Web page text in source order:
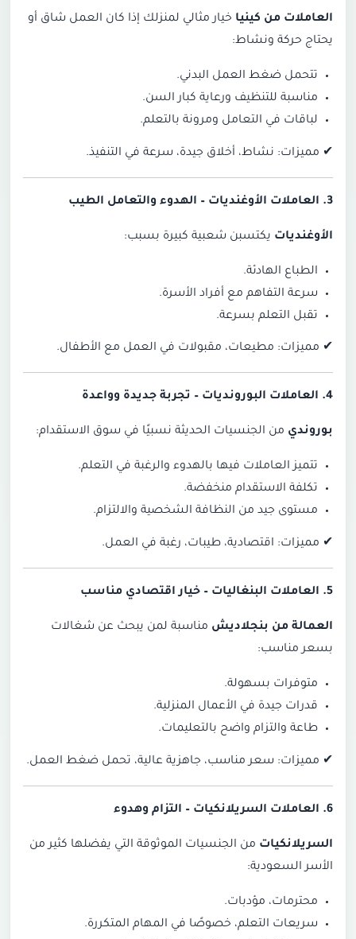
العاملات من كينيا خيار مثالي لمنزلك إذا كان العمل شاق أو
يحتاج حركة ونشاط:
تتحمل ضغط العمل البدني.
مناسبة للتنظيف ورعاية كبار السن.
لباقات في التعامل ومرونة بالتعلم.
✔ مميزات: نشاط، أخلاق جيدة، سرعة في التنفيذ.
3. العاملات الأوغنديات – الهدوء والتعامل الطيب
الأوغنديات يكتسبن شعبية كبيرة بسبب:
الطباع الهادئة.
سرعة التفاهم مع أفراد الأسرة.
تقبل التعلم بسرعة.
✔ مميزات: مطيعات، مقبولات في العمل مع الأطفال.
4. العاملات البورونديات – تجربة جديدة وواعدة
بوروندي من الجنسيات الحديثة نسبيًا في سوق الاستقدام:
تتميز العاملات فيها بالهدوء والرغبة في التعلم.
تكلفة الاستقدام منخفضة.
مستوى جيد من النظافة الشخصية والالتزام.
✔ مميزات: اقتصادية، طيبات، رغبة في العمل.
5. العاملات البنغاليات – خيار اقتصادي مناسب
العمالة من بنجلاديش مناسبة لمن يبحث عن شغالات
بسعر مناسب:
متوفرات بسهولة.
قدرات جيدة في الأعمال المنزلية.
طاعة والتزام واضح بالتعليمات.
✔ مميزات: سعر مناسب، جاهزية عالية، تحمل ضغط العمل.
6. العاملات السريلانكيات – التزام وهدوء
السريلانكيات من الجنسيات الموثوقة التي يفضلها كثير من
الأسر السعودية:
محترمات، مؤدبات.
سريعات التعلم، خصوصًا في المهام المتكررة.